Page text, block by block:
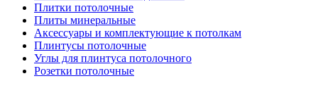
Плитки потолочные
Плиты минеральные
Аксессуары и комплектующие к потолкам
Плинтусы потолочные
Углы для плинтуса потолочного
Розетки потолочные